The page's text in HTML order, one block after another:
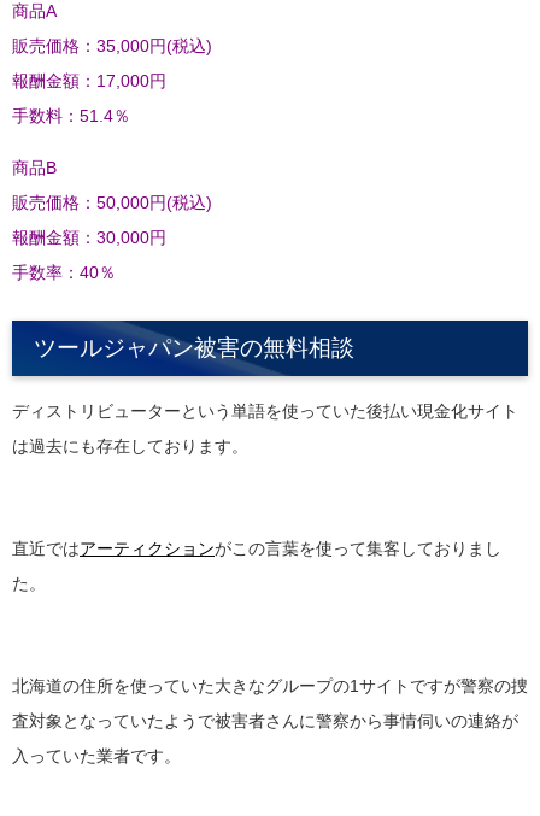
商品A
販売価格：35,000円(税込)
報酬金額：17,000円
手数料：51.4％
商品B
販売価格：50,000円(税込)
報酬金額：30,000円
手数率：40％
ツールジャパン被害の無料相談
ディストリビューターという単語を使っていた後払い現金化サイト
は過去にも存在しております。
直近ではアーティクションがこの言葉を使って集客しておりまし
た。
北海道の住所を使っていた大きなグループの1サイトですが警察の捜
査対象となっていたようで被害者さんに警察から事情伺いの連絡が
入っていた業者です。